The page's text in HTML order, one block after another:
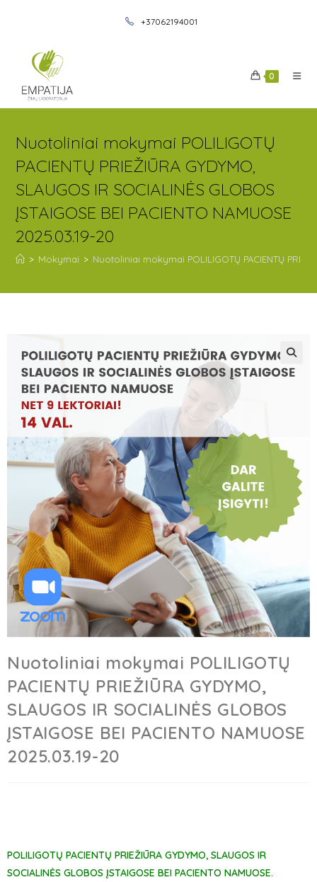
+37062194001
0
Nuotoliniai mokymai POLILIGOTŲ
PACIENTŲ PRIEŽIŪRA GYDYMO,
SLAUGOS IR SOCIALINĖS GLOBOS
ĮSTAIGOSE BEI PACIENTO NAMUOSE
2025.03.19-20
> Mokymai > Nuotoliniai mokymai POLILIGOTŲ PACIENTŲ
Nuotoliniai mokymai POLILIGOTŲ
PACIENTŲ PRIEŽIŪRA GYDYMO,
SLAUGOS IR SOCIALINĖS GLOBOS
ĮSTAIGOSE BEI PACIENTO NAMUOSE
2025.03.19-20
POLILIGOTŲ PACIENTŲ PRIEŽIŪRA GYDYMO, SLAUGOS IR
SOCIALINĖS GLOBOS ĮSTAIGOSE BEI PACIENTO NAMUOSE.